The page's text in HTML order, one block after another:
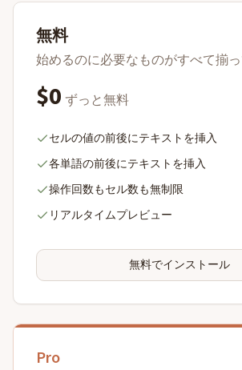
無料
始めるのに必要なものがすべて揃
$0 ずっと無料
セルの値の前後にテキストを挿入
各単語の前後にテキストを挿入
操作回数もセル数も無制限
リアルタイムプレビュー
無料でインストール
Pro